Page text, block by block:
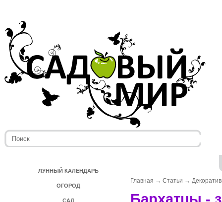
ЛУННЫЙ КАЛЕНДАРЬ
ОГОРОД
САД
Главная → Статьи →